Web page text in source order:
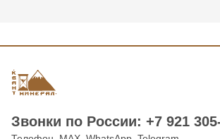
Звонки по Роcсии: +7 921